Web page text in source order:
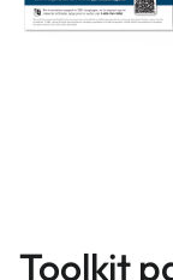
Toolkit